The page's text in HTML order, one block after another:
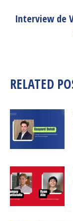
Interview de
RELATED